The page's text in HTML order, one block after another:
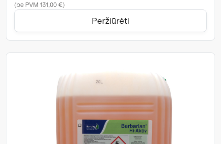
(be PVM 131,00 €)
Peržiūrėti